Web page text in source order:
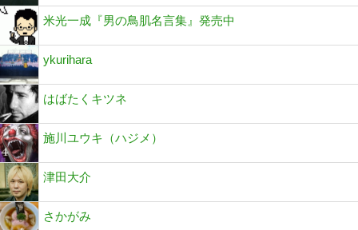
米光一成『男の鳥肌名言集』発売中
ykurihara
はばたくキツネ
施川ユウキ（ハジメ）
津田大介
さかがみ